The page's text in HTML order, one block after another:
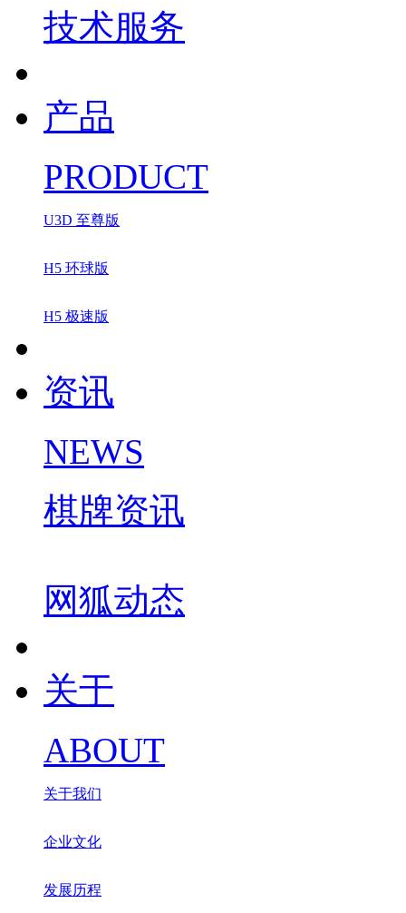
技术服务
产品
PRODUCT
U3D 至尊版
H5 环球版
H5 极速版
资讯
NEWS
棋牌资讯
网狐动态
关于
ABOUT
关于我们
企业文化
发展历程